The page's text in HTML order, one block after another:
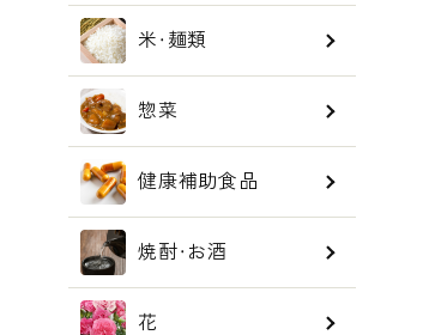
米・麺類
惣菜
健康補助食品
焼酎・お酒
花